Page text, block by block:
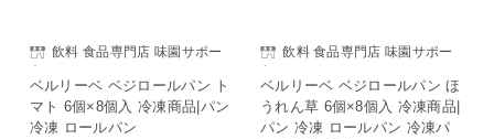
飲料 食品専門店 味園サポー
ト
ベルリーベ ベジロールパン ト
マト 6個×8個入 冷凍商品|パン
冷凍 ロールパン
飲料 食品専門店 味園サポー
ト
ベルリーベ ベジロールパン ほ
うれん草 6個×8個入 冷凍商品|
パン 冷凍 ロールパン 冷凍パ